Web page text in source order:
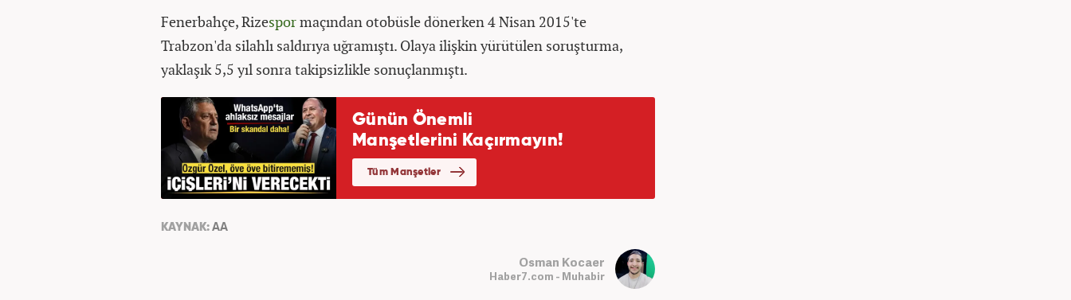
Fenerbahçe, Rizespormaçından otobüsle dönerken 4 Nisan 2015'te
Trabzon'da silahlı saldırıya uğramıştı. Olaya ilişkin yürütülen soruşturma,
yaklaşık 5,5 yıl sonra takipsizlikle sonuçlanmıştı.
KAYNAK: AA
Osman Kocaer
Haber7.com - Muhabir